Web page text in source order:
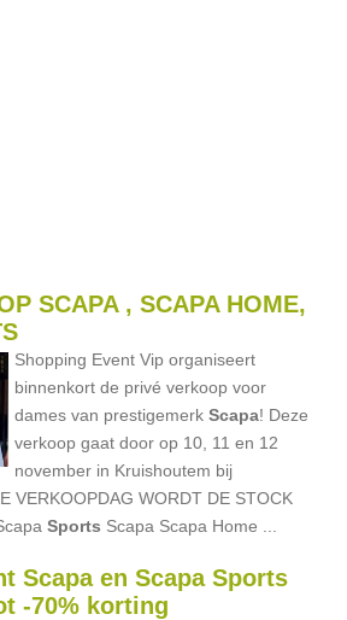
SCAPA , SCAPA HOME,
Shopping Event Vip organiseert
binnenkort de privé verkoop voor
dames van prestigemerkScapa! Deze
verkoop gaat door op 10, 11 en 12
november in Kruishoutem bij
VERKOOPDAG WORDT DE STOCK
Sports Scapa Scapa Home ...
Scapa en Scapa Sports
-70% korting